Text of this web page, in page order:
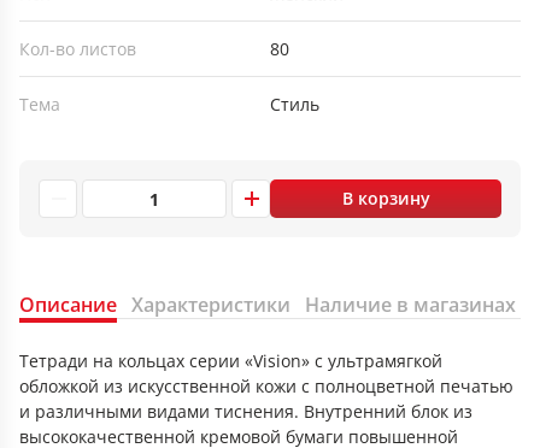
Кол-во листов 80
Тема Стиль
В корзину
Описание Характеристики Наличие в магазинах
Тетради на кольцах серии «Vision» с ультрамягкой
обложкой из искусственной кожи с полноцветной печатью
и различными видами тиснения. Внутренний блок из
высококачественной кремовой бумаги повышенной